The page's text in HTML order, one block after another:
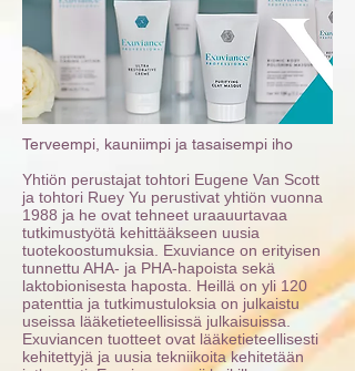
Terveempi, kauniimpi ja tasaisempi iho
Yhtiön perustajat tohtori Eugene Van Scott
ja tohtori Ruey Yu perustivat yhtiön vuonna
1988 ja he ovat tehneet uraauurtavaa
tutkimustyötä kehittääkseen uusia
tuotekoostumuksia. Exuviance on erityisen
tunnettu AHA- ja PHA-hapoista sekä
laktobionisesta haposta. Heillä on yli 120
patenttia ja tutkimustuloksia on julkaistu
useissa lääketieteellisissä julkaisuissa.
Exuviancen tuotteet ovat lääketieteellisesti
kehitettyjä ja uusia tekniikoita kehitetään